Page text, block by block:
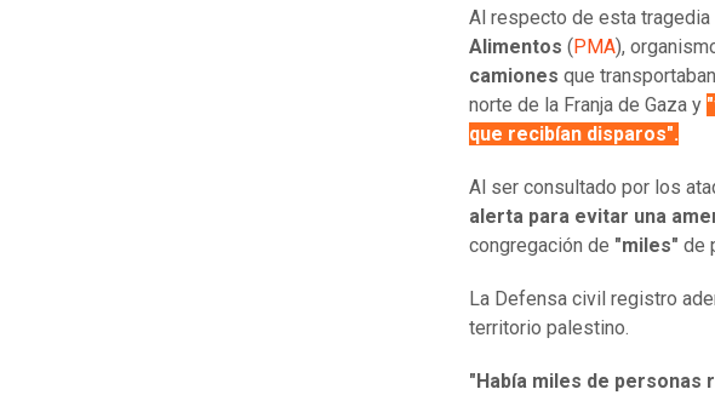
Al respecto de esta tragedia
Alimentos ( PMA),
camiones que
norte de la Franja de Gaza y
que recibían disparos".
Al ser consultado por los
alerta para evitar una
congregación de "miles" de
La Defensa civil registro
territorio palestino.
"Había miles de personas